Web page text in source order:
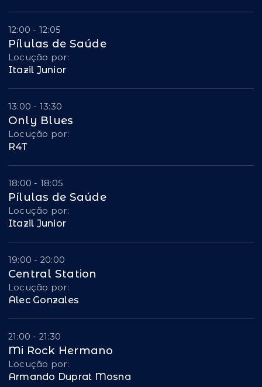
12:00 - 12:05
Pílulas de Saúde
Locução por:
Itazil Junior
13:00 - 13:30
Only Blues
Locução por:
R4T
18:00 - 18:05
Pílulas de Saúde
Locução por:
Itazil Junior
19:00 - 20:00
Central Station
Locução por:
Alec Gonzales
21:00 - 21:30
Mi Rock Hermano
Locução por:
Armando Duprat Mosna